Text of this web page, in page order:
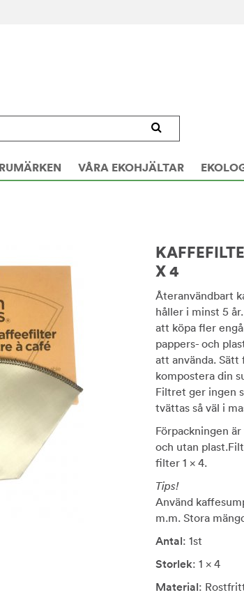
VÅRA EKOHJÄLTAR
X 4
Återanvändbart
håller i minst 5
att köpa fler
pappers- och
att använda.
kompostera din
Filtret ger ingen
tvättas så väl i
Förpackningen
och utan
filter 1 x 4.
Tips!
Använd
m.m. Stora
Antal: 1st
Storlek: 1 x 4
Material: